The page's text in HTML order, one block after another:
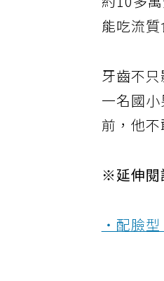
約10多
能吃流質
牙齒不
一名國
前，他
※延伸閱
‧配臉型